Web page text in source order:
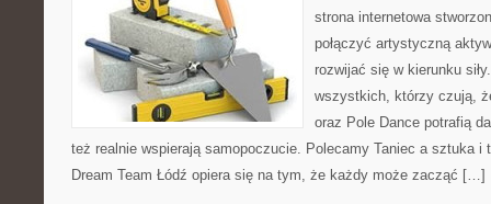
strona internetowa
połączyć artystyczną
rozwijać się w kierunku
wszystkich, którzy czują,
oraz Pole Dance potrafią
też realnie wspierają samopoczucie. Polecamy Taniec a sztuka i
Dream Team Łódź opiera się na tym, że każdy może zacząć […]